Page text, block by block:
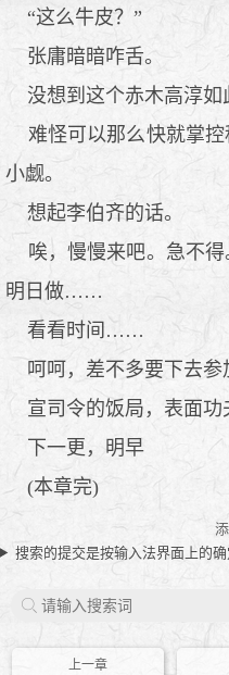
“这么牛皮？”
张庸暗暗咋舌。
没想到这个赤木高淳如
难怪可以那么快就掌控
小觑。
想起李伯齐的话。
唉，慢慢来吧。急不得
明日做……
看看时间……
呵呵，差不多要下去参
宣司令的饭局，表面功
下一更，明早
(本章完)
搜索的提交是按输入法界面上的
上一章